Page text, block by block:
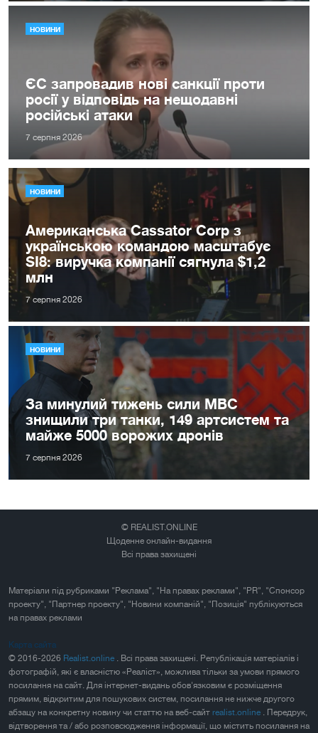
НОВИНИ
ЄС запровадив нові санкції проти
росії у відповідь на нещодавні
російські атаки
7 серпня 2026
НОВИНИ
Американська Cassator Corp з
українською командою масштабує
SI8: виручка компанії сягнула $1,2
млн
7 серпня 2026
НОВИНИ
За минулий тижень сили МВС
знищили три танки, 149 артсистем та
майже 5000 ворожих дронів
7 серпня 2026
© REALIST.ONLINE
Щоденне онлайн-видання
Всі права захищені
Матеріали під рубриками "Реклама", "На правах реклами", "PR", "Спонсор
проекту", "Партнер проекту", "Новини компаній", "Позиція" публікуються
на правах реклами
Карта сайта
© 2016-2026 Realist.online . Всі права захищені. Републікація матеріалів і
фотографій, які є власністю «Реаліст», можлива тільки за умови прямого
посилання на сайт. Для інтернет-видань обов'язковим є розміщення
прямим, відкритим для пошукових систем, посилання не нижче другого
абзацу на конкретну новину чи статтю на веб-сайт realist.online . Передрук,
відтворення та / або розповсюдження інформації, що містить посилання на